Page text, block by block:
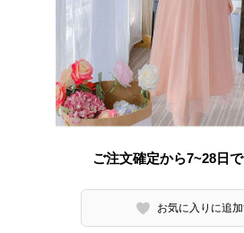
ご注文確定から7~28日
お気に入りに追